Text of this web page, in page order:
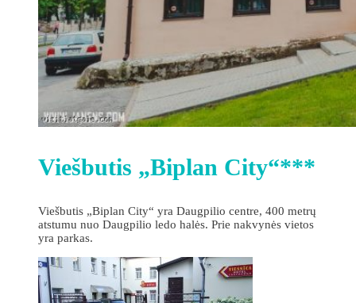
Viešbutis „Biplan City“***
Viešbutis „Biplan City“ yra Daugpilio centre, 400 metrų
atstumu nuo Daugpilio ledo halės. Prie nakvynės vietos
yra parkas.